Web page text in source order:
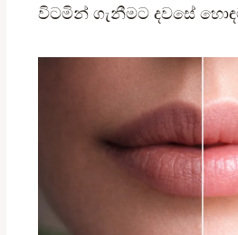
විටමින් ගැනීමට දවසේ